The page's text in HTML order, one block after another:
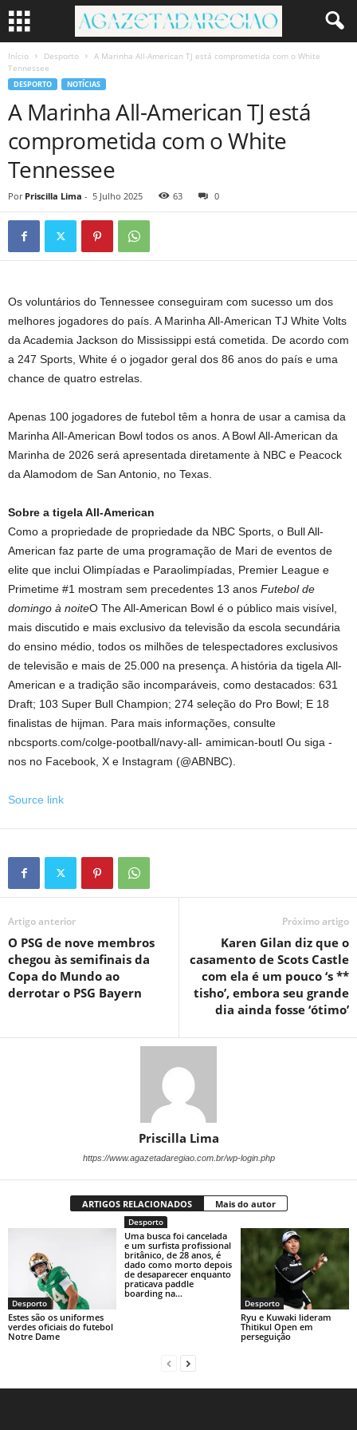
Início Desporto
A Marinha All-American TJ está comprometida com o White
Tennessee
DESPORTO NOTÍCIAS
A Marinha All-American TJ está
comprometida com o White
Tennessee
Por Priscilla Lima - 5 Julho 2025 63 0
Os voluntários do Tennessee conseguiram com sucesso um dos
melhores jogadores do país. A Marinha All-American TJ White Volts
da Academia Jackson do Mississippi está cometida. De acordo com
a 247 Sports, White é o jogador geral dos 86 anos do país e uma
chance de quatro estrelas.
Apenas 100 jogadores de futebol têm a honra de usar a camisa da
Marinha All-American Bowl todos os anos. A Bowl All-American da
Marinha de 2026 será apresentada diretamente à NBC e Peacock
da Alamodom de San Antonio, no Texas.
Sobre a tigela All-American
Como a propriedade de propriedade da NBC Sports, o Bull All-
American faz parte de uma programação de Mari de eventos de
elite que inclui Olimpíadas e Paraolimpíadas, Premier League e
Primetime #1 mostram sem precedentes 13 anos Futebol de
domingo à noiteO The All-American Bowl é o público mais visível,
mais discutido e mais exclusivo da televisão da escola secundária
do ensino médio, todos os milhões de telespectadores exclusivos
de televisão e mais de 25.000 na presença. A história da tigela All-
American e a tradição são incomparáveis, como destacados: 631
Draft; 103 Super Bull Champion; 274 seleção do Pro Bowl; E 18
finalistas de hijman. Para mais informações, consulte
nbcsports.com/colge-pootball/navy-all- amimican-boutl Ou siga -
nos no Facebook, X e Instagram (@ABNBC).
Source link
Artigo anterior
O PSG de nove membros
chegou às semifinais da
Copa do Mundo ao
derrotar o PSG Bayern
Próximo artigo
Karen Gilan diz que o
casamento de Scots Castle
com ela é um pouco ‘s **
tisho’, embora seu grande
dia ainda fosse ‘ótimo’
Priscilla Lima
https://www.agazetadaregiao.com.br/wp-login.php
ARTIGOS RELACIONADOS Mais do autor
Desporto
Estes são os uniformes
verdes oficiais do futebol
Notre Dame
Desporto
Uma busca foi cancelada
e um surfista profissional
britânico, de 28 anos, é
dado como morto depois
de desaparecer enquanto
praticava paddle
boarding na...
Desporto
Ryu e Kuwaki lideram
Thitikul Open em
perseguição